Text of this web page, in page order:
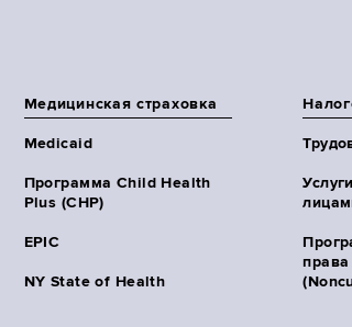
Медицинская страховка
Medicaid
Программа Child Health
Plus (CHP)
EPIC
NY State of Health
права